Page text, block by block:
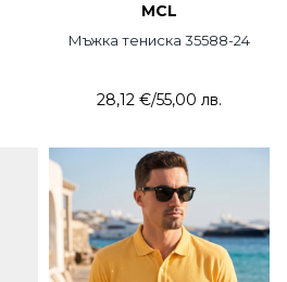
MCL
Мъжка тениска 35588-24
28,12 €/55,00 лв.